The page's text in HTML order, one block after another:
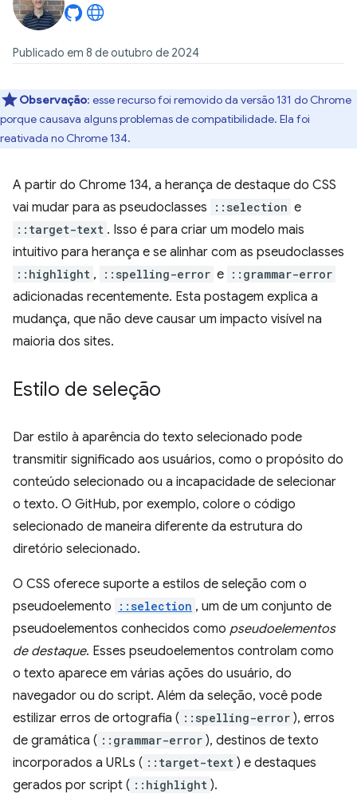
Publicado em 8 de outubro de 2024
Observação: esse recurso foi removido da versão 131 do Chrome
porque causava alguns problemas de compatibilidade. Ela foi
reativada no Chrome 134.
A partir do Chrome 134, a herança de destaque do CSS
vai mudar para as pseudoclasses
::selection e
::target-text . Isso é para criar um modelo mais
intuitivo para herança e se alinhar com as pseudoclasses
::highlight , ::spelling-error e ::grammar-error
adicionadas recentemente. Esta postagem explica a
mudança, que não deve causar um impacto visível na
maioria dos sites.
Estilo de seleção
Dar estilo à aparência do texto selecionado pode
transmitir significado aos usuários, como o propósito do
conteúdo selecionado ou a incapacidade de selecionar
o texto. O GitHub, por exemplo, colore o código
selecionado de maneira diferente da estrutura do
diretório selecionado.
O CSS oferece suporte a estilos de seleção com o
pseudoelemento
::selection , um de um conjunto de
pseudoelementos conhecidos como pseudoelementos
de destaque. Esses pseudoelementos controlam como
o texto aparece em várias ações do usuário, do
navegador ou do script. Além da seleção, você pode
estilizar erros de ortografia ( ::spelling-error ), erros
de gramática ( ::grammar-error ), destinos de texto
incorporados a URLs ( ::target-text ) e destaques
gerados por script ( ::highlight ).